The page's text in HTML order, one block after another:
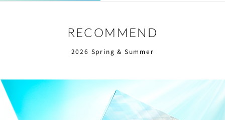
RECOMMEND
2026 Spring & Summer